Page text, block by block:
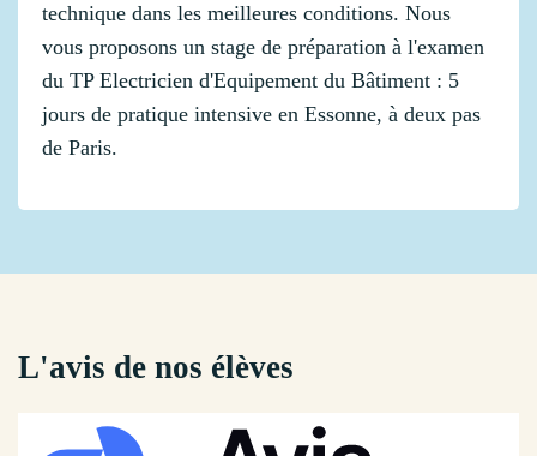
technique dans les meilleures conditions. Nous
vous proposons un stage de préparation à l'examen
du TP Electricien d'Equipement du Bâtiment : 5
jours de pratique intensive en Essonne, à deux pas
de Paris.
L'avis de nos élèves